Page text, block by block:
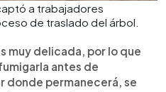
a trabajadores
de traslado del árbol.
muy delicada, por lo que
antes de
donde permanecerá, se